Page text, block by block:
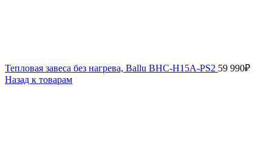
Тепловая завеса без нагрева, Ballu BHC-H15A-PS2 59 990₽
Назад к товарам